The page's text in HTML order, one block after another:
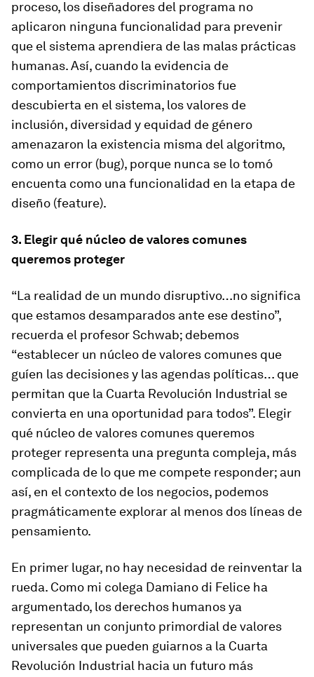
proceso, los diseñadores del programa no
aplicaron ninguna funcionalidad para prevenir
que el sistema aprendiera de las malas prácticas
humanas. Así, cuando la evidencia de
comportamientos discriminatorios fue
descubierta en el sistema, los valores de
inclusión, diversidad y equidad de género
amenazaron la existencia misma del algoritmo,
como un error (bug), porque nunca se lo tomó
encuenta como una funcionalidad en la etapa de
diseño (feature).
3. Elegir qué núcleo de valores comunes
queremos proteger
“La realidad de un mundo disruptivo…no significa
que estamos desamparados ante ese destino”,
recuerda el profesor Schwab; debemos
“establecer un núcleo de valores comunes que
guíen las decisiones y las agendas políticas… que
permitan que la Cuarta Revolución Industrial se
convierta en una oportunidad para todos”. Elegir
qué núcleo de valores comunes queremos
proteger representa una pregunta compleja, más
complicada de lo que me compete responder; aun
así, en el contexto de los negocios, podemos
pragmáticamente explorar al menos dos líneas de
pensamiento.
En primer lugar, no hay necesidad de reinventar la
rueda. Como mi colega Damiano di Felice ha
argumentado, los derechos humanos ya
representan un conjunto primordial de valores
universales que pueden guiarnos a la Cuarta
Revolución Industrial hacia un futuro más